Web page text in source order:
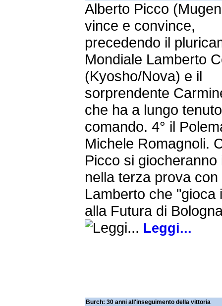
Alberto Picco
vince e convince,
precedendo il
Mondiale Lamberto
(Kyosho/Nova) e il
sorprendente
che ha a lungo
comando. 4° il
Michele Romagnoli.
Picco si giocheranno
nella terza prova con
Lamberto che "gioca
alla Futura di
Leggi...
Burch: 30 anni all'inseguimento della vittoria